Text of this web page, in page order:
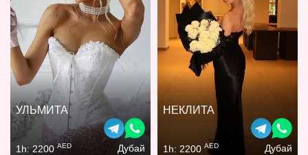
УЛЬМИТА
1h: 2200AED Дубай
НЕКЛИТА
1h: 2200 AED Дубай